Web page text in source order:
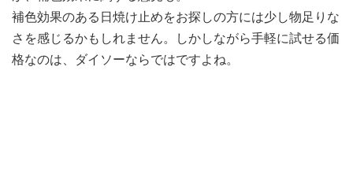
補色効果のある日焼け止めをお探しの方には少し物足りな
さを感じるかもしれません。しかしながら手軽に試せる価
格なのは、ダイソーならではですよね。